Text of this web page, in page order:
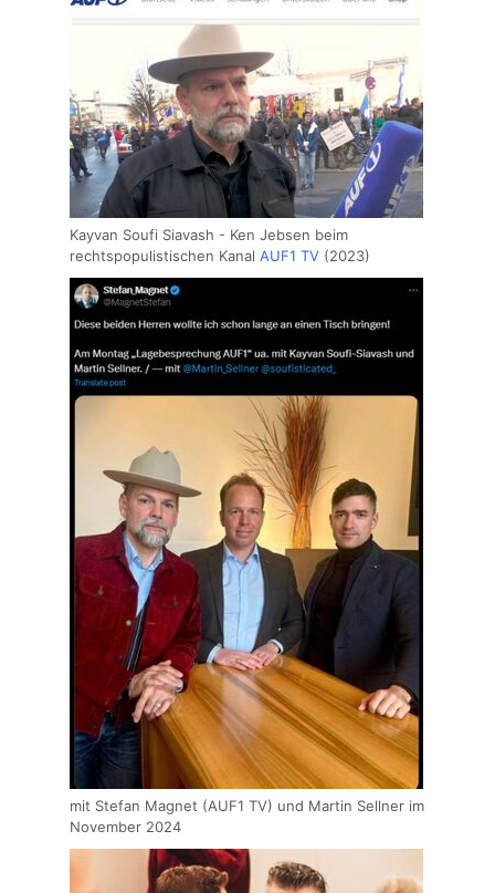
Kayvan Soufi Siavash - Ken Jebsen beim
rechtspopulistischen Kanal AUF1 TV (2023)
mit Stefan Magnet (AUF1 TV) und Martin Sellner im
November 2024